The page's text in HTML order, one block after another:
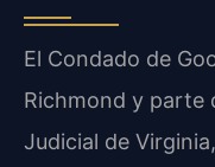
El Condado de
Richmond y parte
Judicial de